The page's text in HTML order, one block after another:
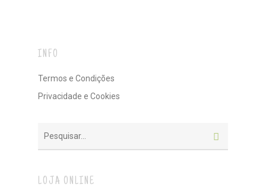
INFO
Termos e Condições
Privacidade e Cookies
LOJA ONLINE